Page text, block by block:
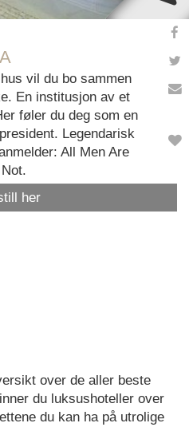
vil du bo sammen
En institusjon av et
føler du deg som en
Legendarisk
All Men Are
her
over de aller beste
du luksushoteller over
du kan ha på utrolige